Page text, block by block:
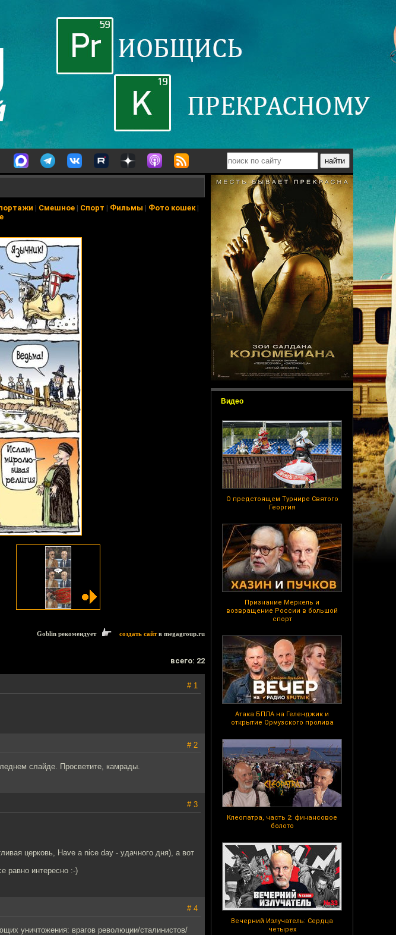
Видео
О предстоящем Турнире Святого
Георгия
Признание Меркель и
возвращение России в большой
спорт
Атака БПЛА на Геленджик и
открытие Ормузского пролива
Клеопатра, часть 2: финансовое
болото
Вечерний Излучатель: Сердца
четырех
| Смешное| Спорт | Фильмы | Фото кошек|
Goblin рекомендует создать сайтв megagroup.ru
всего: 22
# 1
# 2
слайде. Просветите, камрады.
# 3
церковь, Have a nice day - удачного дня), а вот
равно интересно :-)
# 4
уничтожения: врагов революции/сталинистов/